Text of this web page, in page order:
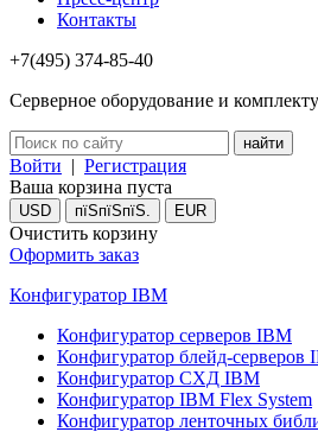
Контакты
+7(495) 374-85-40
Серверное оборудование и
Войти | Регистрация
Ваша корзина пуста
USD пїЅпїЅпїЅ. EUR
Очистить корзину
Оформить заказ
Конфигуратор IBM
Конфигуратор серверов IBM
Конфигуратор блейд-серверов
Конфигуратор СХД IBM
Конфигуратор IBM Flex System
Конфигуратор ленточных